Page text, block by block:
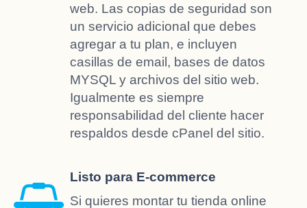
web. Las copias de seguridad son
un servicio adicional que debes
agregar a tu plan, e incluyen
casillas de email, bases de datos
MYSQL y archivos del sitio web.
Igualmente es siempre
responsabilidad del cliente hacer
respaldos desde cPanel del sitio.
Listo para E-commerce
Si quieres montar tu tienda online